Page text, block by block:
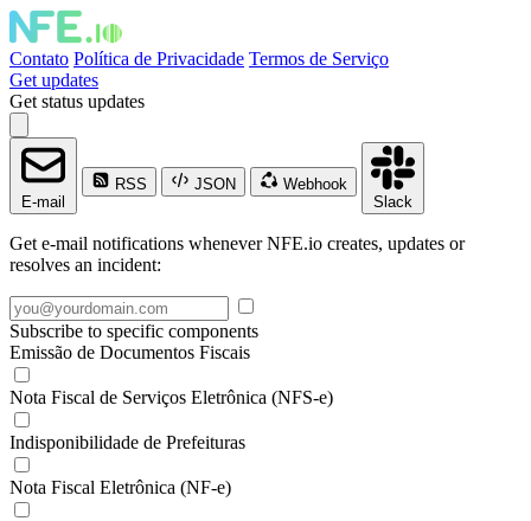
Contato Política de Privacidade Termos de Serviço
Get updates
Get status updates
E-mail
RSS JSON
Webhook
Slack
Get e-mail notifications whenever NFE.io creates, updates or
resolves an incident:
Subscribe to specific components
Emissão de Documentos Fiscais
Nota Fiscal de Serviços Eletrônica (NFS-e)
Indisponibilidade de Prefeituras
Nota Fiscal Eletrônica (NF-e)